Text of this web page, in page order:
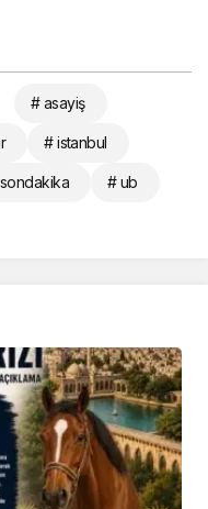
# asayiş
# istanbul
# ub